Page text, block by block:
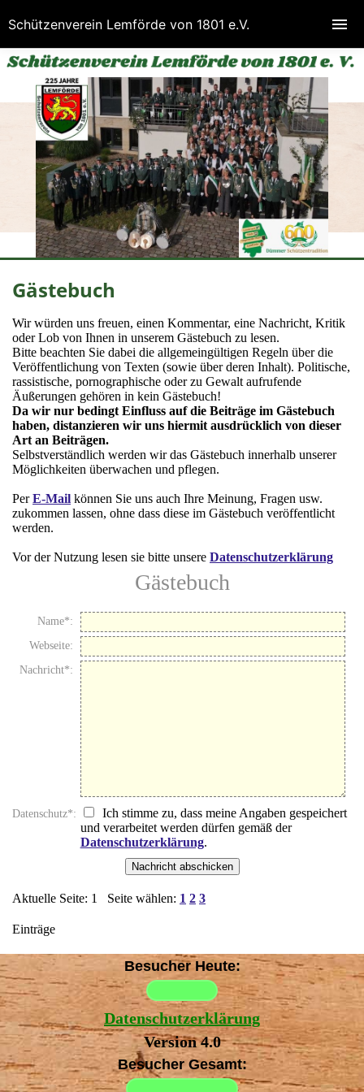
Gästebuch
Wir würden uns freuen, einen Kommentar, eine Nachricht, Kritik
oder Lob von Ihnen in unserem Gästebuch zu lesen.
Bitte beachten Sie dabei die allgemeingültigen Regeln über die
Veröffentlichung von Texten (sowie über deren Inhalt). Politische,
rassistische, pornographische oder zu Gewalt aufrufende
Äußerungen gehören in kein Gästebuch!
Da wir nur bedingt Einfluss auf die Beiträge im Gästebuch
haben, distanzieren wir uns hiermit ausdrücklich von dieser
Art an Beiträgen.
Selbstverständlich werden wir das Gästebuch innerhalb unserer
Möglichkeiten überwachen und pflegen.
PerE-Mail können Sie uns auch Ihre Meinung, Fragen usw.
zukommen lassen, ohne dass diese im Gästebuch veröffentlicht
werden.
Vor der Nutzung lesen sie bitte unsere Datenschutzerklärung
Gästebuch
Name*:
Webseite:
Nachricht*:
Datenschutz*:
Ich stimme zu, dass meine Angaben gespeichert
und verarbeitet werden dürfen gemäß der
Datenschutzerklärung.
Aktuelle Seite: 1 Seite wählen: 1 2 3
Einträge
Besucher Heute:
Datenschutzerklärung
Version 4.0
Besucher Gesamt:
Schützenverein Lemförde von 1801 e.V.